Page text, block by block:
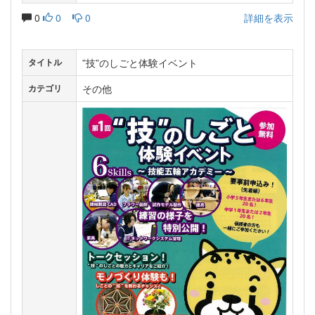
0 0 0 詳細を表示
タイトル ”技”のしごと体験イベント
カテゴリ その他